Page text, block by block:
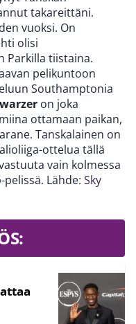
takareittäni.
vuoksi. On
olisi
Parkilla tiistaina.
pelikuntoon
Southamptonia
on joka
ottamaan paikan,
Tanskalainen on
ottelua tällä
vain kolmessa
Lähde: Sky